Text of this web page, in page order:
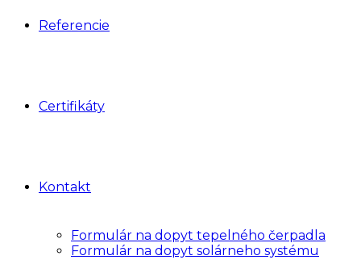
Referencie
Certifikáty
Kontakt
Formulár na dopyt tepelného čerpadla
Formulár na dopyt solárneho systému